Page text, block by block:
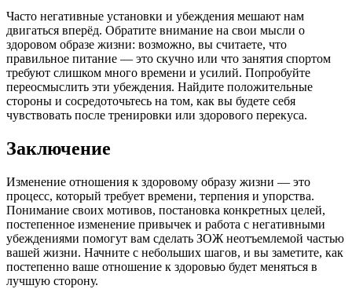
Часто негативные установки и убеждения мешают нам
двигаться вперёд. Обратите внимание на свои мысли о
здоровом образе жизни: возможно, вы считаете, что
правильное питание — это скучно или что занятия спортом
требуют слишком много времени и усилий. Попробуйте
переосмыслить эти убеждения. Найдите положительные
стороны и сосредоточьтесь на том, как вы будете себя
чувствовать после тренировки или здорового перекуса.
Заключение
Изменение отношения к здоровому образу жизни — это
процесс, который требует времени, терпения и упорства.
Понимание своих мотивов, постановка конкретных целей,
постепенное изменение привычек и работа с негативными
убеждениями помогут вам сделать ЗОЖ неотъемлемой частью
вашей жизни. Начните с небольших шагов, и вы заметите, как
постепенно ваше отношение к здоровью будет меняться в
лучшую сторону.